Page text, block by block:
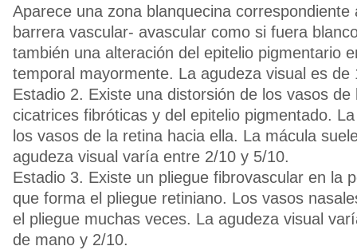
Aparece una zona blanquecina correspondiente
barrera vascular- avascular como si fuera
también una alteración del epitelio pigmentario
temporal mayormente. La agudeza visual es de
Estadio 2. Existe una distorsión de los vasos de
cicatrices fibróticas y del epitelio pigmentado.
los vasos de la retina hacia ella. La mácula
agudeza visual varía entre 2/10 y 5/10.
Estadio 3. Existe un pliegue fibrovascular en la
que forma el pliegue retiniano. Los vasos
el pliegue muchas veces. La agudeza visual
de mano y 2/10.